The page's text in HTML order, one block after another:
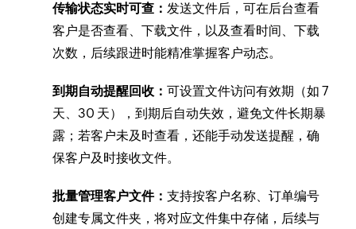
传输状态实时可查：发送文件后，可在后台查看
客户是否查看、下载文件，以及查看时间、下载
次数，后续跟进时能精准掌握客户动态。
到期自动提醒回收：可设置文件访问有效期（如 7
天、30 天），到期后自动失效，避免文件长期暴
露；若客户未及时查看，还能手动发送提醒，确
保客户及时接收文件。
批量管理客户文件：支持按客户名称、订单编号
创建专属文件夹，将对应文件集中存储，后续与